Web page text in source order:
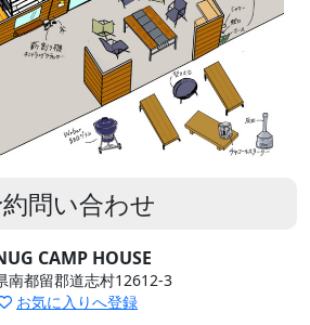
問い合わせ
CAMP HOUSE
南都留郡道志村12612-3
お気に入りへ登録